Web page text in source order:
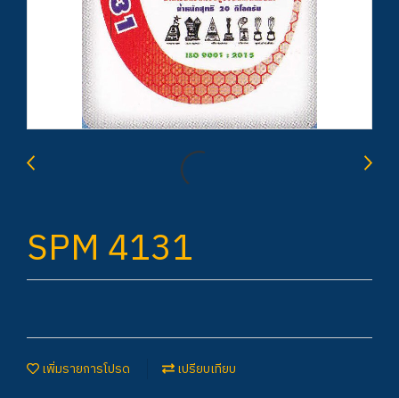
SPM 4131
เพิ่มรายการโปรด
เปรียบเทียบ